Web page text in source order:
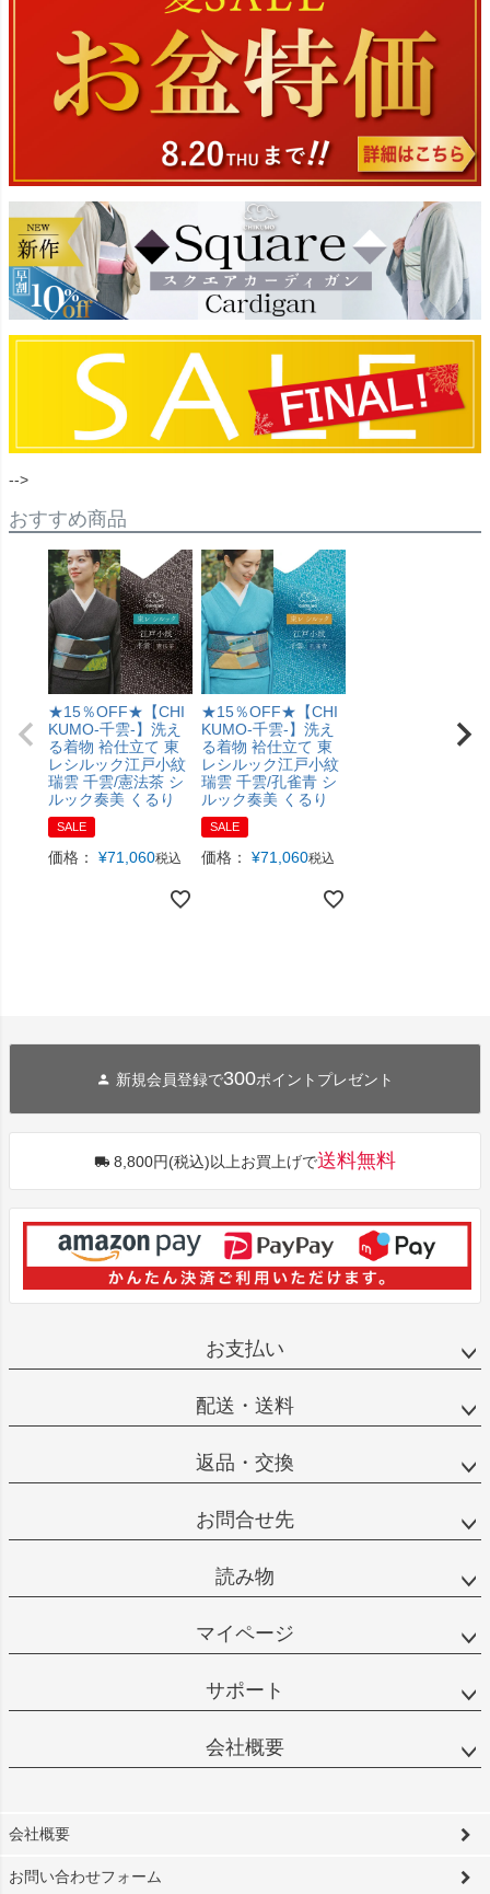
-->
おすすめ商品
★15％OFF★【CHI
KUMO-千雲-】洗え
る着物 袷仕立て 東
レシルック江戸小紋
瑞雲 千雲/憲法茶 シ
ルック奏美 くるり
SALE
価格： ¥71,060税込
★15％OFF★【CHI
KUMO-千雲-】洗え
る着物 袷仕立て 東
レシルック江戸小紋
瑞雲 千雲/孔雀青 シ
ルック奏美 くるり
SALE
価格： ¥71,060税込
新規会員登録で300ポイントプレゼント
8,800円(税込)以上お買上げで送料無料
お支払い
配送・送料
返品・交換
お問合せ先
読み物
マイページ
サポート
会社概要
会社概要
お問い合わせフォーム